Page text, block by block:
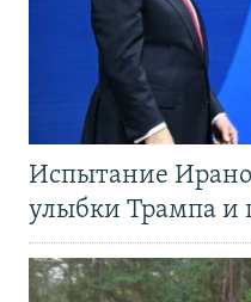
Испытание
улыбки Трампа